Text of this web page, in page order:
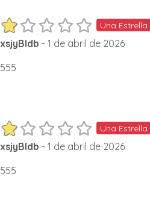
Una Estrella
xsjyBldb - 1 de abril de 2026
555
Una Estrella
xsjyBldb - 1 de abril de 2026
555